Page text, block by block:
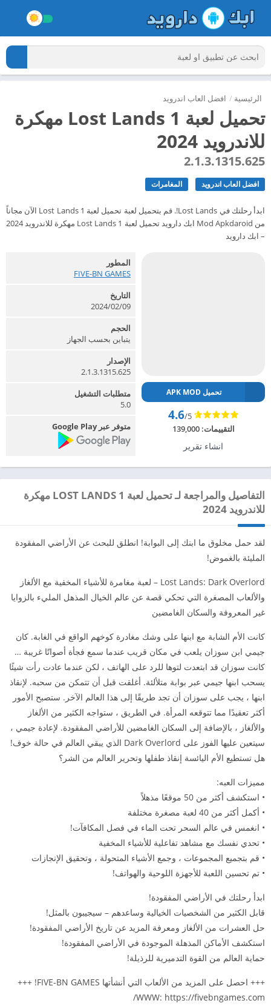
الرئيسية / افضل العاب اندرويد
تحميل لعبة Lost Lands 1 مهكرة
للاندرويد 2024
2.1.3.1315.625
افضل العاب اندرويد المغامرات
ابدأ رحلتك في Lost Lands!. قم بتحميل لعبة تحميل لعبة Lost Lands 1 الآن مجاناً
من Mod Apkdaroid ابك دارويد تحميل لعبة Lost Lands 1 مهكرة للاندرويد 2024
– ابك دارويد
تحميل APK MOD
4.6/5
التقييمات:139,000
انشاء تقرير
المطور
FIVE-BN GAMES‏
التاريخ
2024/02/09
الحجم
يتباين بحسب الجهاز
الإصدار
2.1.3.1315.625
متطلبات التشغيل
5.0
متوفر عبر Google Play
التفاصيل والمراجعة لـ تحميل لعبة LOST LANDS 1 مهكرة
للاندرويد 2024
لقد حمل مخلوق ما ابنك إلى البوابة! انطلق للبحث عن الأراضي المفقودة
المليئة بالغموض!
Lost Lands: Dark Overlord – لعبة مغامرة للأشياء المخفية مع الألغاز
والألعاب المصغرة التي تحكي قصة عن عالم الخيال المذهل المليء بالزوايا
غير المعروفة والسكان الغامضين
كانت الأم الشابة مع ابنها على وشك مغادرة كوخهم الواقع في الغابة. كان
جيمي ابن سوزان يلعب في مكان قريب عندما سمع فجأة أصواتًا غريبة …
كانت سوزان قد ابتعدت لتوها للرد على الهاتف ، لكن عندما عادت رأت شيئًا
يسحب ابنها جيمي عبر بوابة متلألئة. أغلقت قبل أن تتمكن من سحبه. لإنقاذ
ابنها ، يجب على سوزان أن تجد طريقًا إلى هذا العالم الآخر. ستصبح الأمور
أكثر تعقيدًا مما تتوقعه المرأة. في الطريق ، ستواجه الكثير من الألغاز
والألغاز ، بالإضافة إلى السكان الغامضين للأراضي المفقودة. لإعادة جيمي ،
سيتعين عليها الفوز على Dark Overlord الذي يبقي العالم في حالة خوف!
هل تستطيع الأم اليائسة إنقاذ طفلها وتحرير العالم من الشر؟
مميزات العبه:
• استكشف أكثر من 50 موقعًا مذهلاً
• أكمل أكثر من 40 لعبة مصغرة مختلفة
• انغمس في عالم السحر تحت الماء في فصل المكافآت!
• تحدي نفسك مع مشاهد تفاعلية للأشياء المخفية
• قم بتجميع المجموعات ، وجمع الأشياء المتحولة ، وتحقيق الإنجازات
• تم تحسين اللعبة للأجهزة اللوحية والهواتف!
ابدأ رحلتك في الأراضي المفقودة!
قابل الكثير من الشخصيات الخيالية وساعدهم – سيجيبون بالمثل!
حل العشرات من الألغاز ومعرفة المزيد عن تاريخ الأراضي المفقودة!
استكشف الأماكن المذهلة الموجودة في الأراضي المفقودة!
حماية العالم من القوة التدميرية للرذيلة!
+++ احصل على المزيد من الألعاب التي أنشأتها FIVE-BN GAMES! +++
WWW: https://fivebngames.com/